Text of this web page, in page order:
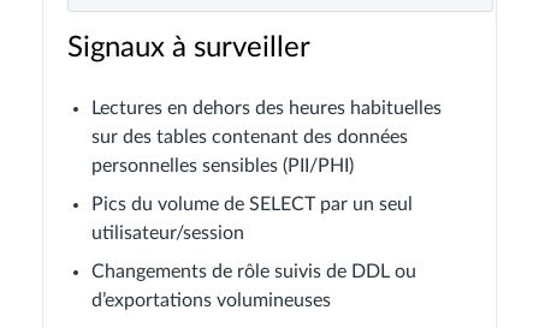
Signaux à surveiller
Lectures en dehors des heures habituelles
sur des tables contenant des données
personnelles sensibles (PII/PHI)
Pics du volume de SELECT par un seul
utilisateur/session
Changements de rôle suivis de DDL ou
d’exportations volumineuses